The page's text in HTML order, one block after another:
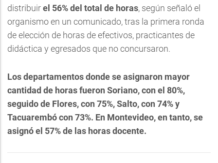
distribuirel 56% del total de horas, según señaló el
organismo en un comunicado, tras la primera ronda
de elección de horas de efectivos, practicantes de
didáctica y egresados que no concursaron.
Los departamentos donde se asignaron mayor
cantidad de horas fueron Soriano, con el 80%,
seguido de Flores, con 75%, Salto, con 74% y
Tacuarembó con 73%. En Montevideo, en tanto, se
asignó el 57% de las horas docente.